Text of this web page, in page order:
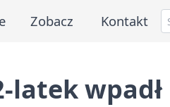
Zobacz Kontakt
latek wpadł